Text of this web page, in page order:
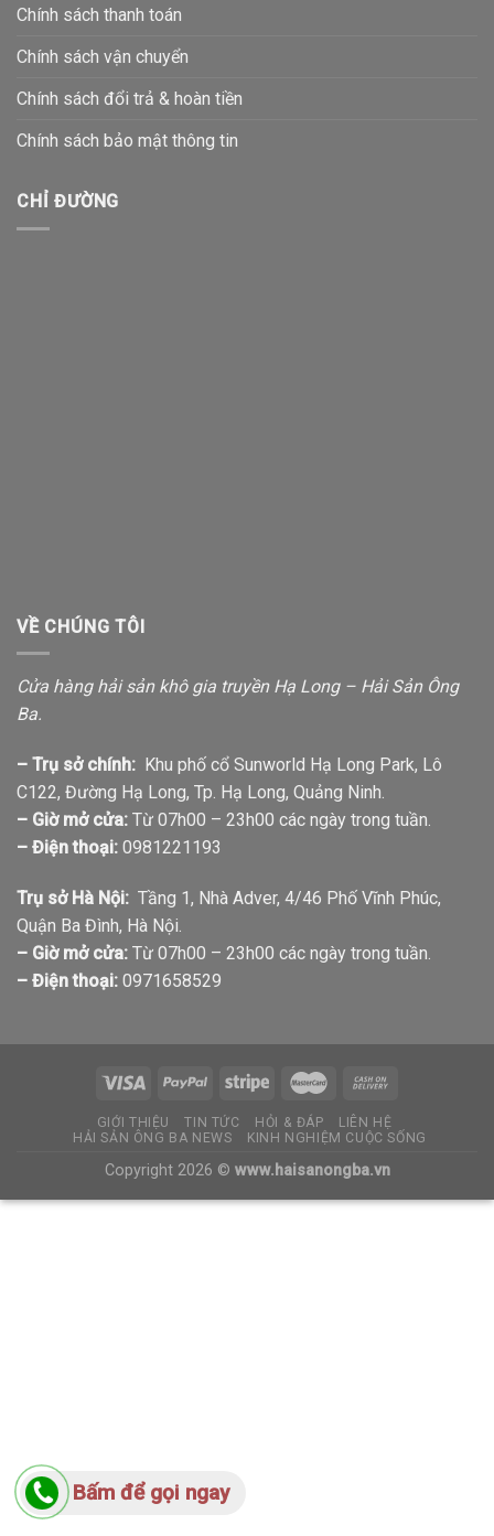
Chính sách thanh toán
Chính sách vận chuyển
Chính sách đổi trả & hoàn tiền
Chính sách bảo mật thông tin
CHỈ ĐƯỜNG
VỀ CHÚNG TÔI
Cửa hàng hải sản khô gia truyền Hạ Long – Hải Sản Ông
Ba.
– Trụ sở chính: Khu phố cổ Sunworld Hạ Long Park, Lô
C122, Đường Hạ Long, Tp. Hạ Long, Quảng Ninh.
– Giờ mở cửa: Từ 07h00 – 23h00 các ngày trong tuần.
– Điện thoại: 0981221193
Trụ sở Hà Nội: Tầng 1, Nhà Adver, 4/46 Phố Vĩnh Phúc,
Quận Ba Đình, Hà Nội.
– Giờ mở cửa: Từ 07h00 – 23h00 các ngày trong tuần.
– Điện thoại: 0971658529
GIỚI THIỆU TIN TỨC HỎI & ĐÁP
LIÊN HỆ
HẢI SẢN ÔNG BA NEWS
KINH NGHIỆM CUỘC SỐNG
Copyright 2026 © www.haisanongba.vn
Bấm để gọi ngay